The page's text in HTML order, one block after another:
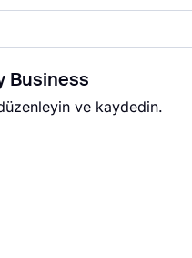
Business
düzenleyin ve kaydedin.